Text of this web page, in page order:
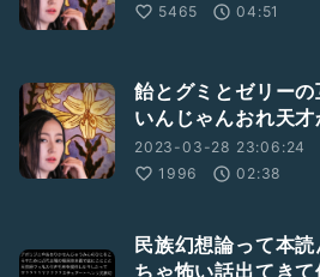
5465
04:51
飴とグミとゼリー
いんじゃんおれ天才
2023-03-28 23:06:24
1996
02:38
民族幻想論って本
ちゃ怖い話出てき